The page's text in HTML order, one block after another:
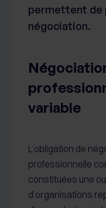
permettent de
négociation.
variable
L’obligation de
professionnelle
constituées une
d’organisations